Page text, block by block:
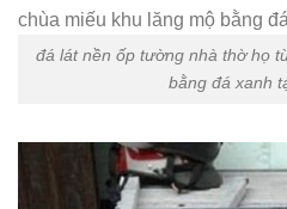
đá lát nền ốp tường nhà thờ họ
bằng đá xanh